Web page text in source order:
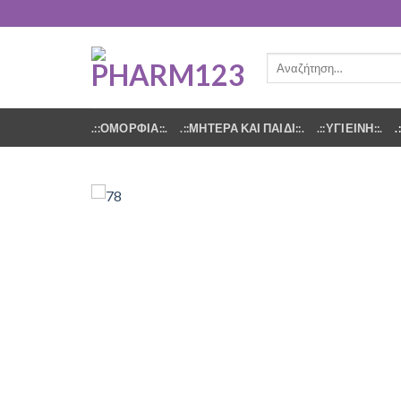
Αναζήτηση
.::ΟΜΟΡΦΙΑ::. .::ΜΗΤΕΡΑ ΚΑΙ ΠΑΙΔΙ::. .::ΥΓΙΕΙΝΗ::.